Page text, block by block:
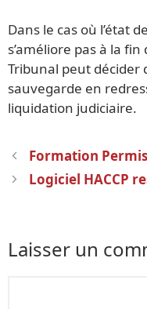
Dans le cas où l’état
s’améliore pas à la
Tribunal peut décider
sauvegarde en
liquidation judiciaire.
Navigation
des
articles
Formation
Logiciel HACCP
Laisser un